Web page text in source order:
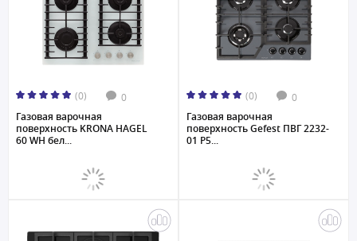
(0) 0
Газовая варочная
поверхность KRONA HAGEL
60 WH бел...
(0) 0
Газовая варочная
поверхность Gefest ПВГ 2232-
01 P5...